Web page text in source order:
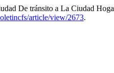
De tránsito a La Ciudad
article/view/2673.